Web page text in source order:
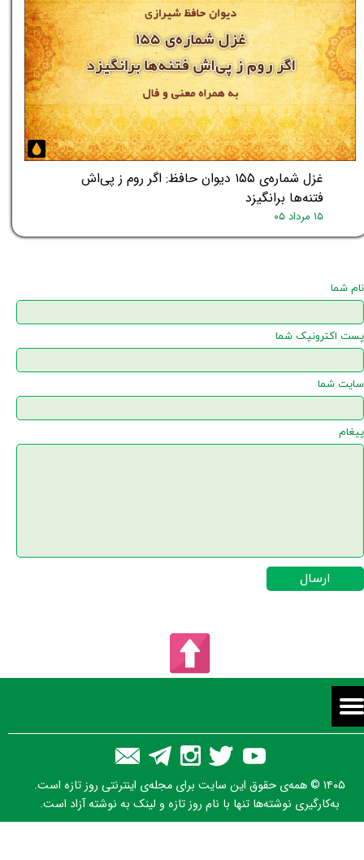
غزل شماره‌ی ۱۵۵ دیوان حافظ: اگر روم ز پی‌اش
فتنه‌ها برانگیزد
۱۵ مرداد ۰۵
نام شما
پست اکترونیک شما
سایت شما
پیغام
ارسال
۱۴۰۵ © همه‌ی حقوق این سایت برای مجله‌ی اینترنتی روز تازه است.
به‌کارگیری نوشته‌ها تنها با نام روز تازه و لینک به نوشته آزاد است.